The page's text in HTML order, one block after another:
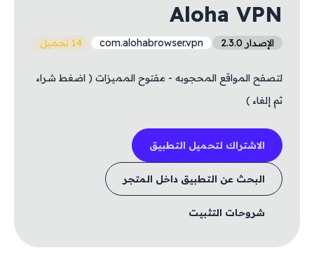
Aloha VPN
الإصدار 2.3.0 com.alohabrowser.vpn 14 تحميل
لتصفح المواقع المحجوبه - مفتوح المميزات ( اضغط شراء
ثم إلغاء )
الاشتراك لتحميل التطبيق
البحث عن التطبيق داخل المتجر
شروحات التثبيت